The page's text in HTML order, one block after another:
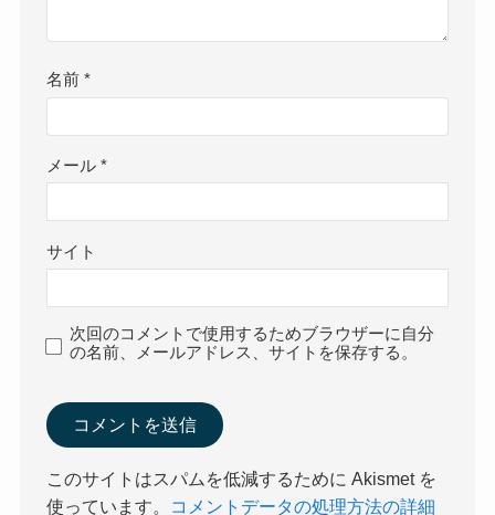
名前*
メール*
サイト
次回のコメントで使用するためブラウザーに自分
の名前、メールアドレス、サイトを保存する。
このサイトはスパムを低減するために Akismet を
使っています。
コメントデータの処理方法の詳細